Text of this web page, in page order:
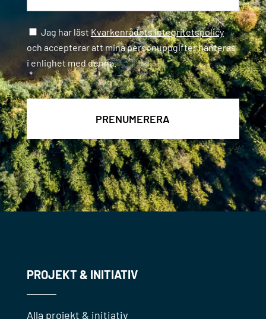
Samtycke *
Jag har läst Kvarkenrådets integritetspolicy
och accepterar att mina personuppgifter hanteras
i enlighet med denna.
*
PROJEKT & INITIATIV
Alla projekt & initiativ